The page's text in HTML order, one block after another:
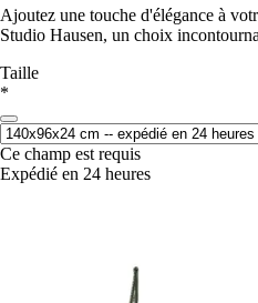
Ajoutez une touche d'élégance à
Studio Hausen, un choix
Taille
*
Ce champ est requis
Expédié en 24 heures